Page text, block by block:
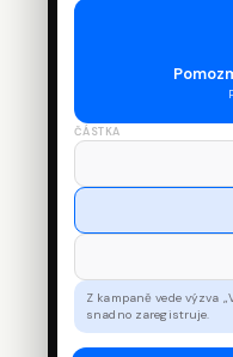
ČÁSTKA
Z kampaně vede výzva
snadno zaregistruje.